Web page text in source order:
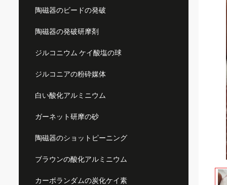
陶磁器のビードの発破
陶磁器の発破研摩剤
ジルコニウム ケイ酸塩の球
ジルコニアの粉砕媒体
白い酸化アルミニウム
ガーネット研摩の砂
陶磁器のショットピーニング
ブラウンの酸化アルミニウム
カーボランダムの炭化ケイ素